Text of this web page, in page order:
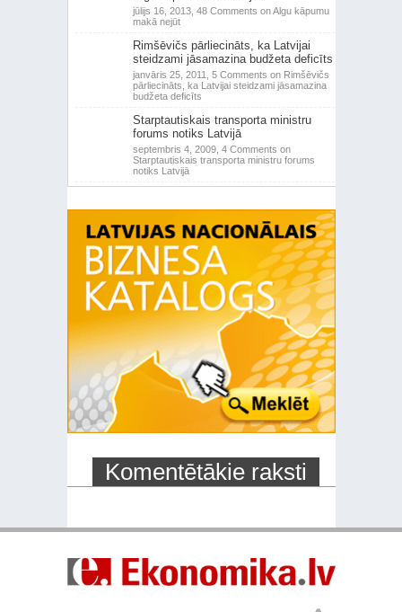
jūlijs 16, 2013, 48 Comments on Algu kāpumu
makā nejūt
Rimšēvičs pārliecināts, ka Latvijai
steidzami jāsamazina budžeta deficīts
janvāris 25, 2011, 5 Comments on Rimšēvičs
pārliecināts, ka Latvijai steidzami jāsamazina
budžeta deficīts
Starptautiskais transporta ministru
forums notiks Latvijā
septembris 4, 2009, 4 Comments on
Starptautiskais transporta ministru forums
notiks Latvijā
Komentētākie raksti